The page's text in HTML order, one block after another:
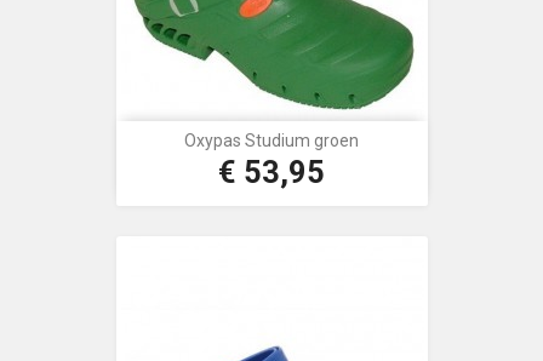
Oxypas Studium groen
Prijs
€ 53,95